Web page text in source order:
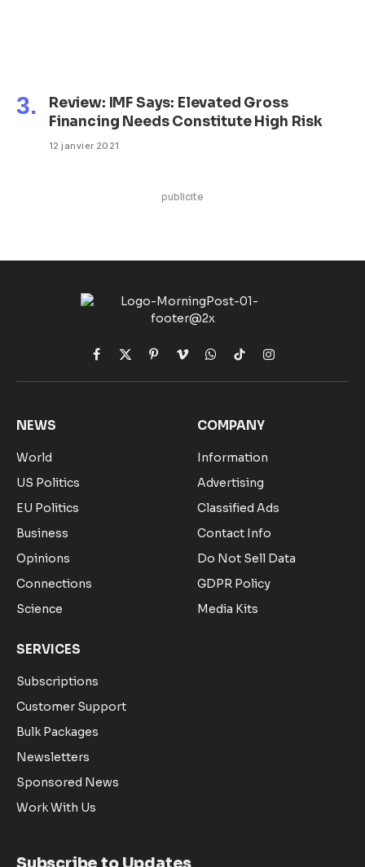
Review: IMF Says: Elevated Gross
Financing Needs Constitute High Risk
12 janvier 2021
publicite
Facebook
X
(Twitter)
Pinterest
VimeoWhatsApp
TikTokInstagram
NEWS
World
US Politics
EU Politics
Business
Opinions
Connections
Science
COMPANY
Information
Advertising
Classified Ads
Contact Info
Do Not Sell Data
GDPR Policy
Media Kits
SERVICES
Subscriptions
Customer Support
Bulk Packages
Newsletters
Sponsored News
Work With Us